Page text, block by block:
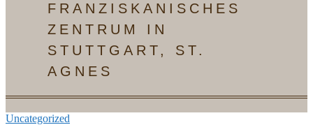
FRANZISKANISCHES
ZENTRUM IN
STUTTGART, ST.
AGNES
Uncategorized